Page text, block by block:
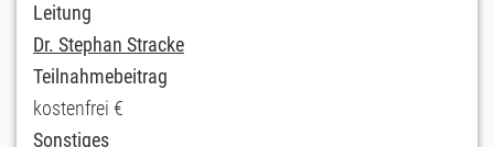
Leitung
Dr. Stephan Stracke
Teilnahmebeitrag
kostenfrei €
Sonstiges